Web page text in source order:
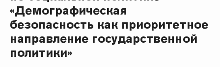
«Демографическая
безопасность как приоритетное
направление государственной
политики»